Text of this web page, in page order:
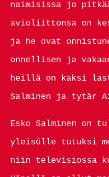
naimisissa jo
avioliittonsa on
ja he ovat
onnellisen ja
heillä on kaksi
Salminen ja tytär
Esko Salminen on
yleisölle tutuksi
niin televisiossa